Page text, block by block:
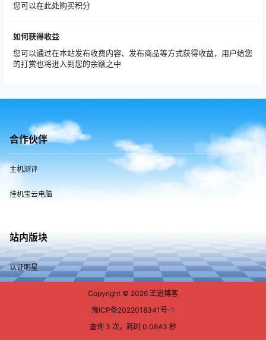
您可以在此处购买积分
如何获得收益
您可以通过在本站发布收费内容、发布商品等方式获得收益，用户给您
的打赏也将进入到您的余额之中
合作伙伴
主机测评
挂机宝云电脑
站内版块
认证明星
Copyright © 2026 王道博客
豫ICP备2022018341号-1
查询 3 次，耗时 0.0843 秒